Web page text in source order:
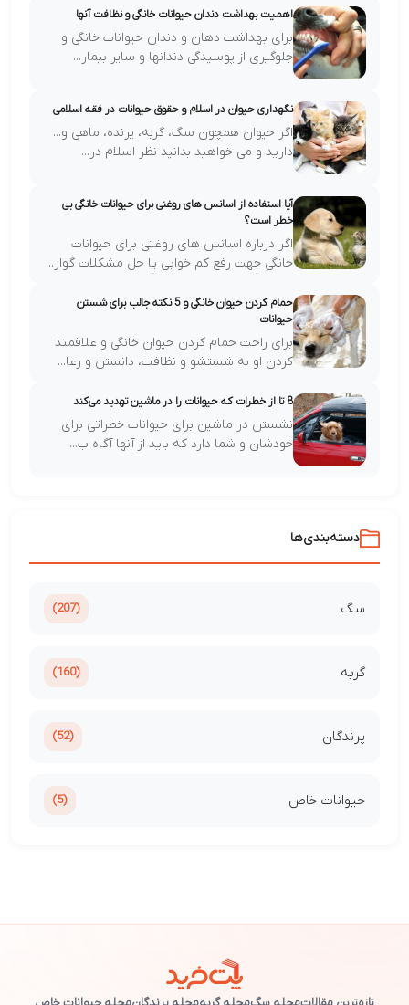
اهمیت بهداشت دندان حیوانات خانگی و نظافت آنها
برای بهداشت دهان و دندان حیوانات خانگی و
جلوگیری از پوسیدگی دندانها و سایر بیمار...
نگهداری حیوان در اسلام و حقوق حیوانات در فقه اسلامی
اگر حیوان همچون سگ، گربه، پرنده، ماهی و...
دارید و می خواهید بدانید نظر اسلام در...
آیا استفاده از اسانس های روغنی برای حیوانات خانگی بی
خطر است؟
اگر درباره اسانس های روغنی برای حیوانات
خانگی جهت رفع کم خوابی یا حل مشکلات گوار...
حمام کردن حیوان خانگی و 5 نکته جالب برای شستن
حیوانات
برای راحت حمام کردن حیوان خانگی و علاقمند
کردن او به شستشو و نظافت، دانستن و رعا...
8 تا از خطرات که حیوانات را در ماشین تهدید می‌کند
نشستن در ماشین برای حیوانات خطراتی برای
خودشان و شما دارد که باید از آنها آگاه ب...
دسته‌بندی‌ها
سگ (207)
گربه (160)
پرندگان (52)
حیوانات خاص (5)